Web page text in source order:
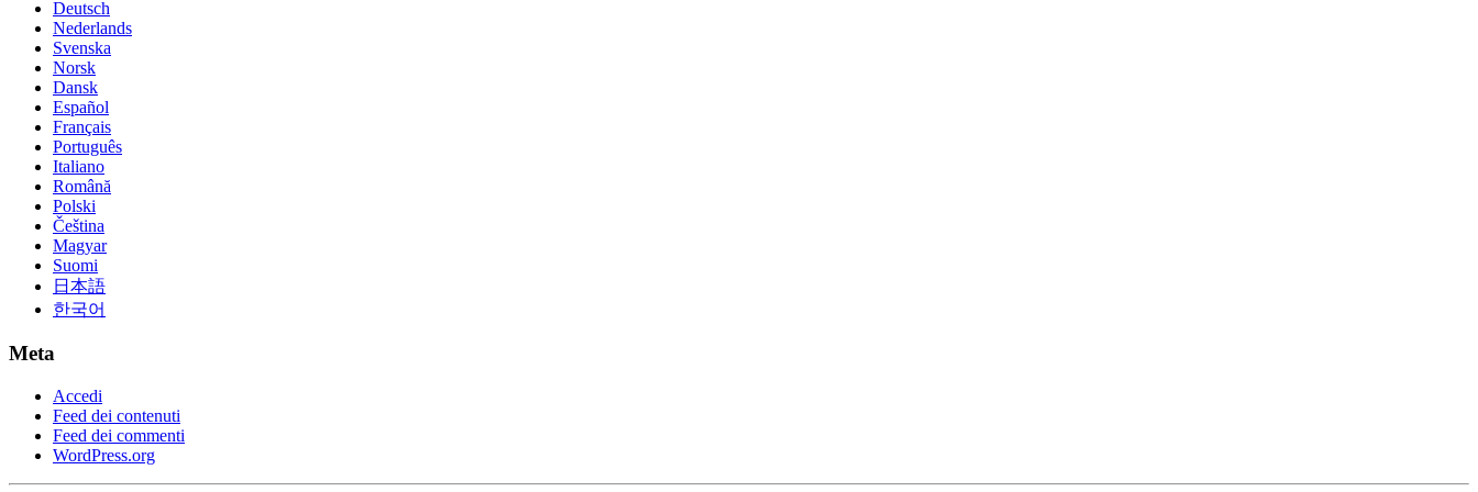
Deutsch
Nederlands
Svenska
Norsk
Dansk
Español
Français
Português
Italiano
Română
Polski
Čeština
Magyar
Suomi
日本語
한국어
Meta
Accedi
Feed dei contenuti
Feed dei commenti
WordPress.org